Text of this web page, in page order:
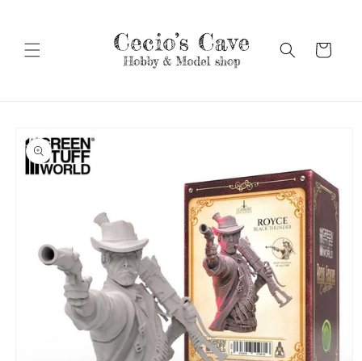
Carrello
informazioni
sul prodotto